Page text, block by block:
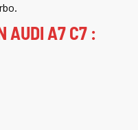
AUDI A7 C7 :